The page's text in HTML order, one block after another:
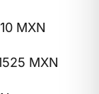
MXN
MXN